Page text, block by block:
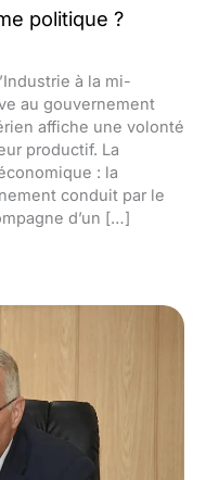
politique ?
à la mi-
au gouvernement
affiche une volonté
productif. La
: la
conduit par le
d’un […]